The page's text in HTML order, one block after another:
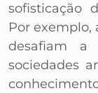
sofisticação
Por exemplo,
desafiam a
sociedades